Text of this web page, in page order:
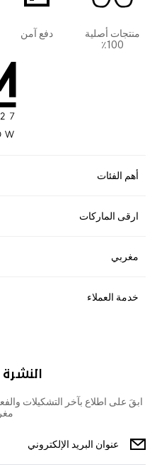
منتجات أصلية
100٪
دفع آمن
أهم الفئات
ارقى الماركات
مغربي
خدمة العملاء
النشرة
ابقَ على اطلاع بآخر التشكيلات